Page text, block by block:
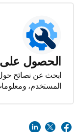
الحصول على
ابحث عن نصائح حول
المستخدم،